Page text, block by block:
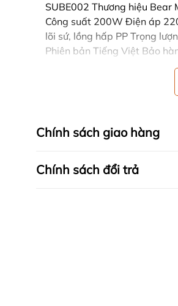
SUBE002 Thương hiệu
Công suất 200W Điện áp
lõi sứ, lồng hấp PP Trọng
Phiên bản Tiếng Việt Bảo
Chính sách giao hàng
Chính sách đổi trả